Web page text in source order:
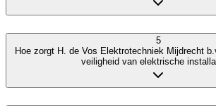
5
Hoe zorgt H. de Vos Elektrotechniek Mijdrecht
veiligheid van elektrische